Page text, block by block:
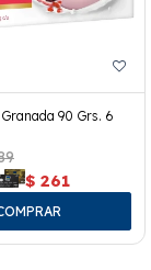
90 Grs. 6
$ 261